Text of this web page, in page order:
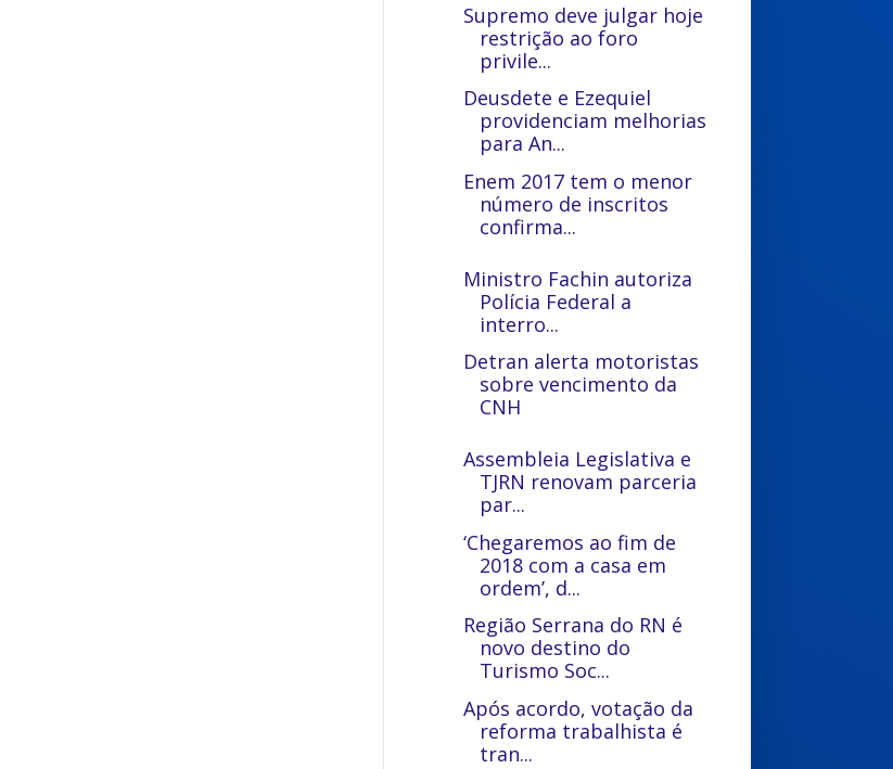
Supremo deve julgar hoje
restrição ao foro
privile...
Deusdete e Ezequiel
providenciam melhorias
para An...
Enem 2017 tem o menor
número de inscritos
confirma...
Ministro Fachin autoriza
Polícia Federal a
interro...
Detran alerta motoristas
sobre vencimento da
CNH
Assembleia Legislativa e
TJRN renovam parceria
par...
‘Chegaremos ao fim de
2018 com a casa em
ordem’, d...
Região Serrana do RN é
novo destino do
Turismo Soc...
Após acordo, votação da
reforma trabalhista é
tran...